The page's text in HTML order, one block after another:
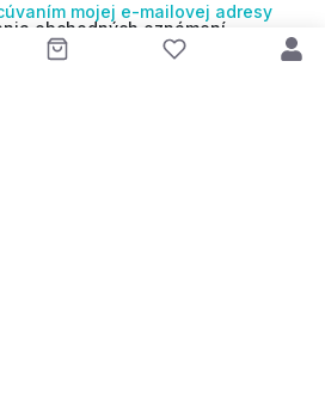
mojej e-mailovej adresy
obchodných oznámení
s čl. 6 ods. 1 písm. a)
Svoj súhlas môžem kedykoľvek